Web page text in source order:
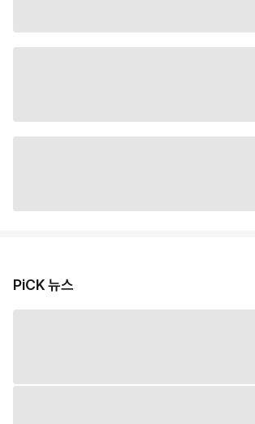
PiCK 뉴스